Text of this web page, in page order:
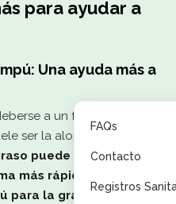
FAQs
Contacto
Registros
para ayudar a
Una ayuda más a
a un factor hormonal
ser la alopecia
puede hacer que a la
más rápida
para la grasa podrá